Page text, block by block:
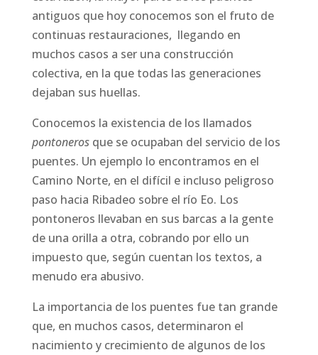
antiguos que hoy conocemos son el fruto de
continuas restauraciones, llegando en
muchos casos a ser una construcción
colectiva, en la que todas las generaciones
dejaban sus huellas.
Conocemos la existencia de los llamados
pontonerosque se ocupaban del servicio de los
puentes. Un ejemplo lo encontramos en el
Camino Norte, en el difícil e incluso peligroso
paso hacia Ribadeo sobre el río Eo. Los
pontoneros llevaban en sus barcas a la gente
de una orilla a otra, cobrando por ello un
impuesto que, según cuentan los textos, a
menudo era abusivo.
La importancia de los puentes fue tan grande
que, en muchos casos, determinaron el
nacimiento y crecimiento de algunos de los